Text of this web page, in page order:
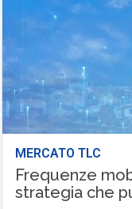
MERCATO TLC
Frequenze
strategia che